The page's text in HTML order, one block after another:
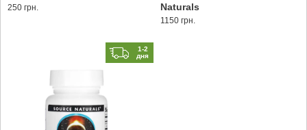
250 грн.
Naturals
1150 грн.
1-2
дня